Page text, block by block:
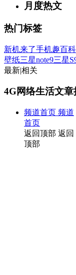
月度热文
热门标签
新机来了手机趣百科
壁纸三星note9三星
最新|相关
4G网络生活文章
频道首页 频道
首页
返回顶部 返回
顶部